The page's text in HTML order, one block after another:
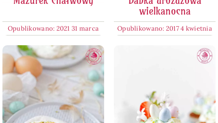
Opublikowano: 2021 31 marca
wielkanocna
Opublikowano: 2017 4 kwietnia